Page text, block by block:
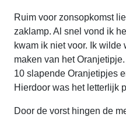
Ruim voor zonsopkomst
zaklamp. Al snel vond ik
kwam ik niet voor. Ik
maken van het
10 slapende Oranjetipjes
Hierdoor was het letterlijk
Door de vorst hingen de